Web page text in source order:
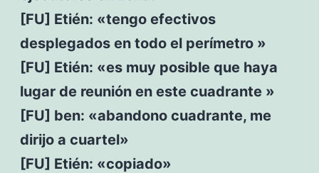
[FU] Etién: «tengo efectivos
desplegados en todo el perímetro »
[FU] Etién: «es muy posible que haya
lugar de reunión en este cuadrante »
[FU] ben: «abandono cuadrante, me
dirijo a cuartel»
[FU] Etién: «copiado»